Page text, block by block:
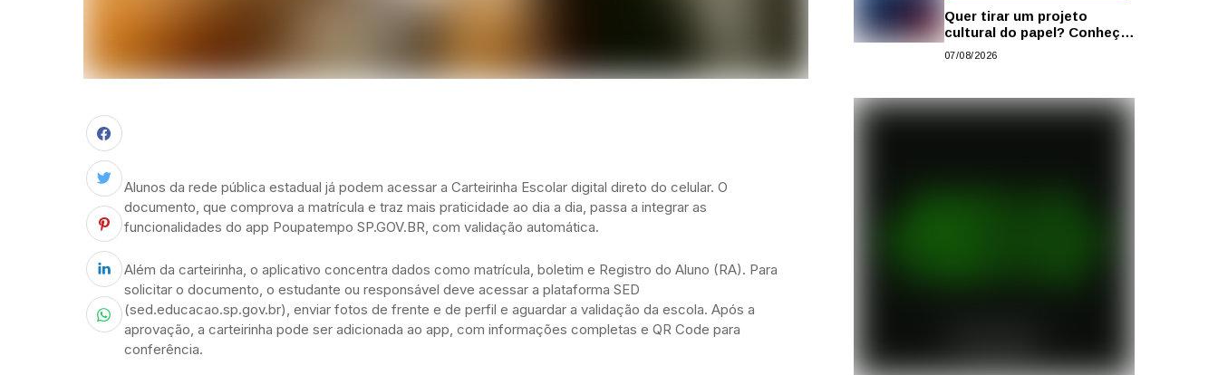
Alunos da rede pública estadual já podem acessar a Carteirinha Escolar digital direto do celular. O
documento, que comprova a matrícula e traz mais praticidade ao dia a dia, passa a integrar as
funcionalidades do app Poupatempo SP.GOV.BR, com validação automática.
Além da carteirinha, o aplicativo concentra dados como matrícula, boletim e Registro do Aluno (RA). Para
solicitar o documento, o estudante ou responsável deve acessar a plataforma SED
(sed.educacao.sp.gov.br), enviar fotos de frente e de perfil e aguardar a validação da escola. Após a
aprovação, a carteirinha pode ser adicionada ao app, com informações completas e QR Code para
conferência.
Quer tirar um projeto
cultural do papel? Conheça
os principais editais
07/08/2026